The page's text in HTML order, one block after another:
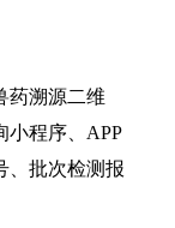
药溯源二维
小程序、APP
、批次检测报